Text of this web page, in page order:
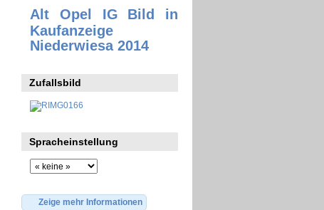
Alt Opel IG
Bild in
Kaufanzeige
Niederwiesa 2014
Zufallsbild
Spracheinstellung
Zeige mehr Informationen